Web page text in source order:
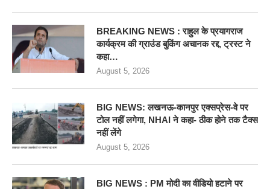
BREAKING NEWS : राहुल के प्रयागराज
कार्यक्रम की ग्राउंड बुकिंग अचानक रद्द, ट्रस्ट ने
कहा…
August 5, 2026
BIG NEWS: लखनऊ-कानपुर एक्सप्रेस-वे पर
टोल नहीं लगेगा, NHAI ने कहा- ठीक होने तक टैक्स
नहीं लेंगे
August 5, 2026
BIG NEWS : PM मोदी का वीडियो हटाने पर